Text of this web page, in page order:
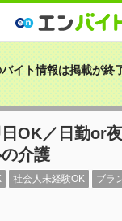
イト情報は掲載が終
OK／日勤or
介護
社会人未経験OK ブラ